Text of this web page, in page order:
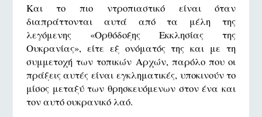
Και το πιο ντροπιαστικό είναι όταν
διαπράττονται αυτά από τα μέλη της
λεγόμενης «Ορθόδοξης Εκκλησίας της
Ουκρανίας», είτε εξ ονόματός της και με τη
συμμετοχή των τοπικών Αρχών, παρόλο που οι
πράξεις αυτές είναι εγκληματικές, υποκινούν το
μίσος μεταξύ των θρησκευόμενων στον ένα και
τον αυτό ουκρανικό λαό.